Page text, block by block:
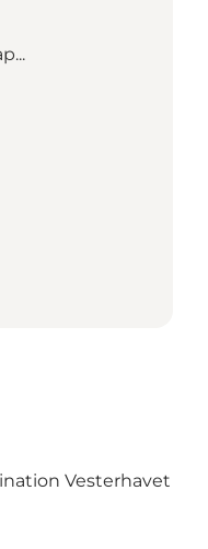
Vesterhavet